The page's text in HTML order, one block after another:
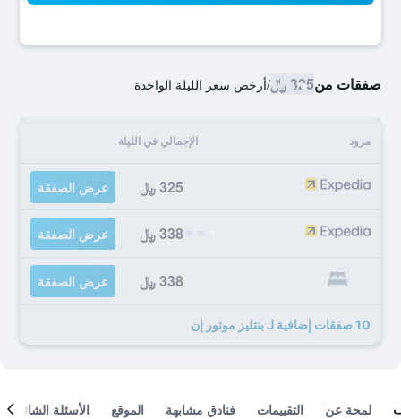
صفقات من325 ﷼ /أرخص سعر الليلة الواحدة
مزود الإجمالي في الليلة
325 ﷼ عرض الصفقة
338 ﷼ عرض الصفقة
338 ﷼ عرض الصفقة
10 صفقات إضافية لـ بنتليز موتور إن
لمحة عن التقييمات فنادق مشابهة الموقع الأسئلة الشائعة